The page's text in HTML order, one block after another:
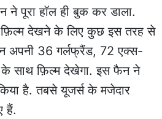
पूरा हॉल ही बुक कर डाला.
फ़िल्म देखने के लिए कुछ इस तरह से
अपनी 36 गर्लफ्रैंड, 72 एक्स-
साथ फ़िल्म देखेगा. इस फैन ने
है. तबसे यूजर्स के मजेदार
हैं.